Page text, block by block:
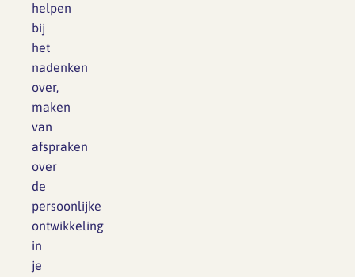
helpen
bij
het
nadenken
over,
maken
van
afspraken
over
de
persoonlijke
ontwikkeling
in
je